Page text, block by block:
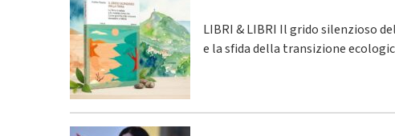
LIBRI & LIBRI Il grido silenzioso
e la sfida della transizione